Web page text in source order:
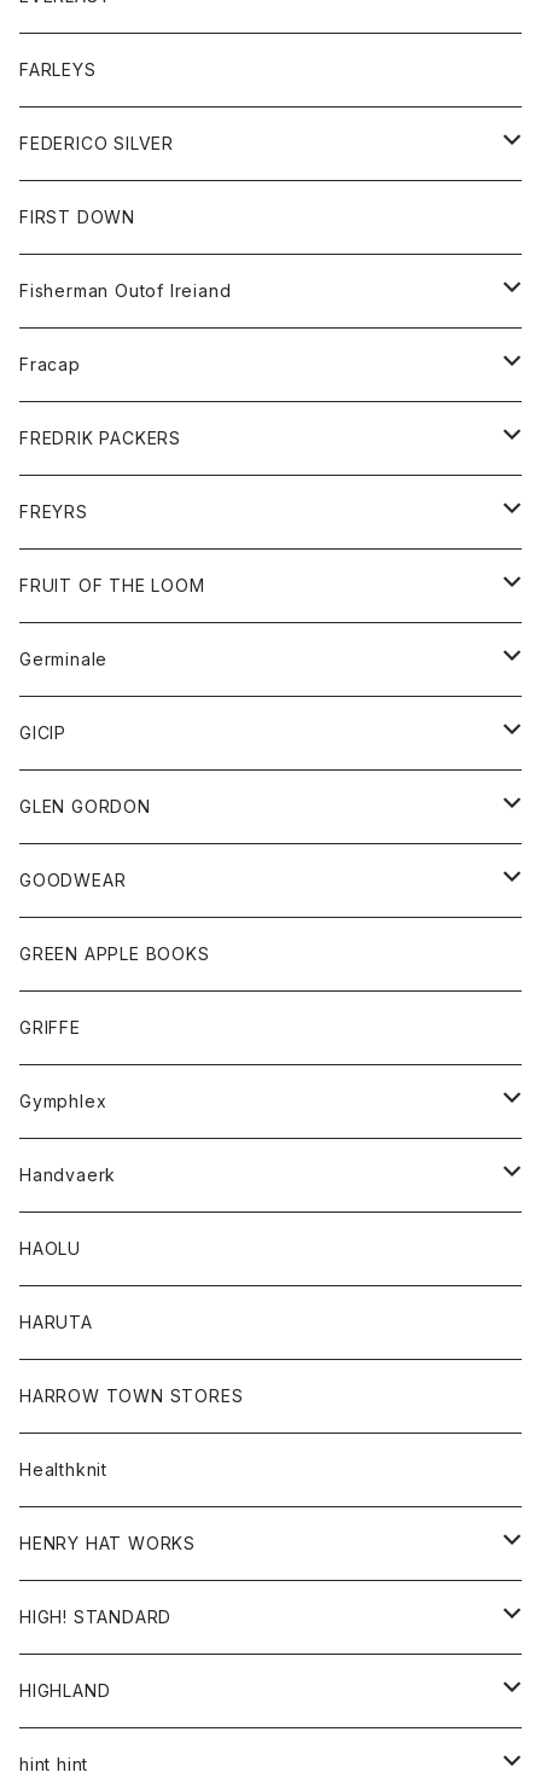
シャツ
セーター
ボトム
ショートパンツ
パンツ
レディース
コート
ジャケット
Tシャツ
ボトム
トップス
ジャケット
スエットシャツ
ボトム
スエットパンツ
グッズ
帽子
FARLEYS
FEDERICO SILVER
アクセサリー
FIRST DOWN
Fisherman Outof Ireiand
ニット
Fracap
グッズ
靴
FREDRIK PACKERS
アクセサリー
バッグ
FREYRS
サングラス
FRUIT OF THE LOOM
アウター
パーカー
グッズ
ネクタイ
チーフ
トップス
シャツ
タンクトップ
ボトム
ショートパンツ
スカート
レディース
スカート
Tシャツ
Germinale
靴
サンダル
GICIP
トップス
Tシャツ
GLEN GORDON
グッズ
手袋
GOODWEAR
トップス
Tシャツ
GREEN APPLE BOOKS
GRIFFE
Gymphlex
アウター
カーディガン
コート
トップス
シャツ
スウェット
レディース
カーディガン
コート
ボトム
パンツ
Handvaerk
トップス
Tシャツ
ロンTEE
HAOLU
HARUTA
HARROW TOWN STORES
Healthknit
HENRY HAT WORKS
帽子
HIGH! STANDARD
アウター
ジャケット
トップス
HIGHLAND
帽子
hint hint